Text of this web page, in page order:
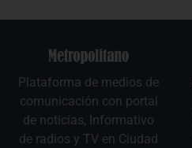
Plataforma de medios de
comunicación con portal
de noticias, Informativo
de radios y TV en Ciudad